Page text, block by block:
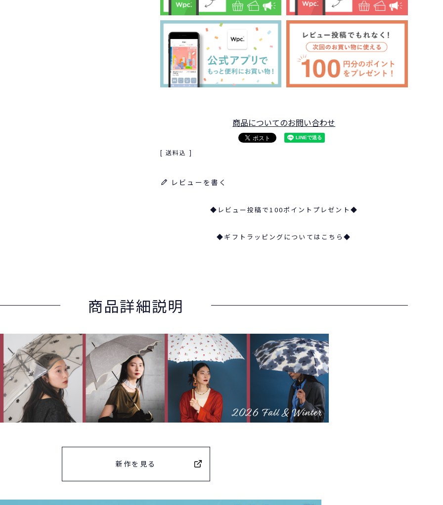
商品についてのお問い合わせ
送料込
レビューを書く
◆レビュー投稿で100ポイントプレゼント◆
◆ギフトラッピングについてはこちら◆
商品詳細説明
新作を見る